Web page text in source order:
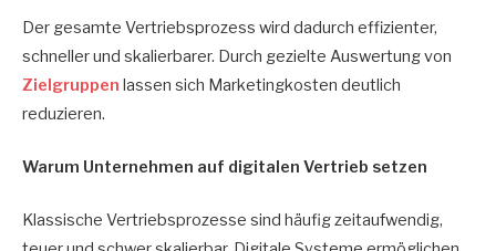
Der gesamte Vertriebsprozess wird dadurch effizienter,
schneller und skalierbarer. Durch gezielte Auswertung von
Zielgruppen lassen sich Marketingkosten deutlich
reduzieren.
Warum Unternehmen auf digitalen Vertrieb setzen
Klassische Vertriebsprozesse sind häufig zeitaufwendig,